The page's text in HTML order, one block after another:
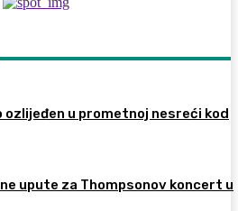
ozlijeđen u prometnoj nesreći kod
upute za Thompsonov koncert u